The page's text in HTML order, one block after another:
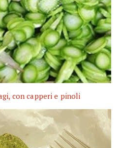
con capperi e pinoli